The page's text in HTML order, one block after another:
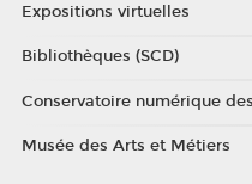
Expositions virtuelles
Bibliothèques (SCD)
Conservatoire numérique
Musée des Arts et Métiers